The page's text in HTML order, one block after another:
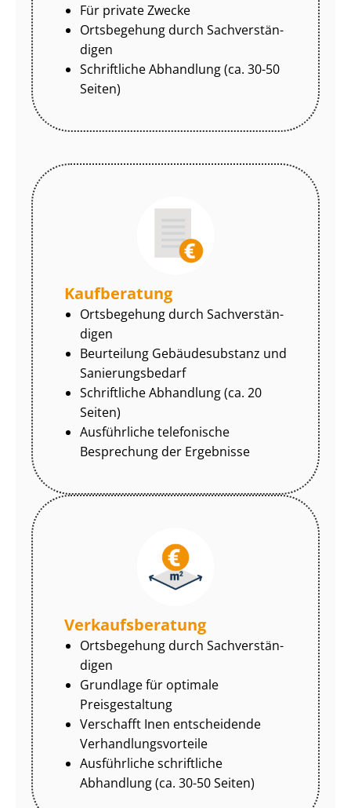
Für private Zwecke
Ortsbegehung durch Sach­ver­stän­
di­gen
Schriftliche Abhandlung (ca. 30-50
Seiten)
Kaufberatung
Ortsbegehung durch Sach­ver­stän­
di­gen
Beurteilung Gebäudesubstanz und
Sa­nie­rungs­be­darf
Schriftliche Abhandlung (ca. 20
Seiten)
Ausführliche telefonische
Besprechung der Ergebnisse
Ver­kaufs­be­ra­tung
Ortsbegehung durch Sach­ver­stän­
di­gen
Grundlage für optimale
Preisgestaltung
Verschafft Inen entscheidende
Ver­hand­lungs­vor­tei­le
Ausführliche schriftliche
Abhandlung (ca. 30-50 Seiten)